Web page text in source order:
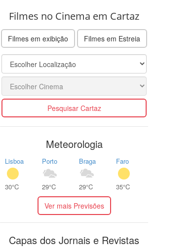
Filmes no Cinema em Cartaz
Filmes em exibição Filmes em Estreia
Pesquisar Cartaz
Meteorologia
Lisboa
30°C
Porto
29°C
Braga
29°C
Faro
35°C
Ver mais Previsões
Capas dos Jornais e Revistas